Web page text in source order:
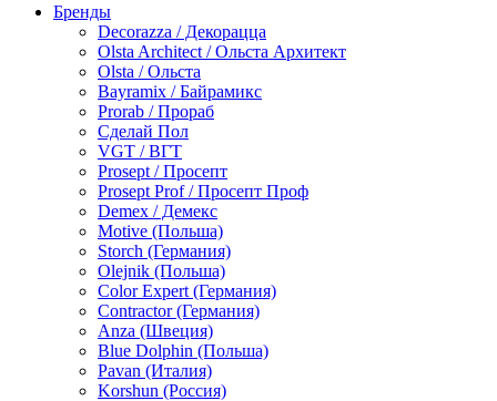
по металлу
антикорозийные
под декоративные штукатурки
для гипсокартона
под штукатурку
Герметик
акриловые
силиконовые универсальные, нейтральные
силиконовые санитарные (антигрибковые)
шовные для срубов
для кровли
для каминов
полиуретановые
Декоративные штукатурки и краски
краски для декора, патина
мокрый шелк
венецианские (эффект мрамора)
песок (эффект песчаных вихрей)
декоративная шпаклевка
Бренды
Decorazza / Декорацца
Olsta Architect / Ольста Архитект
Olsta / Ольста
Bayramix / Байрамикс
Prorab / Прораб
Сделай Пол
VGT / ВГТ
Prosept / Просепт
Prosept Prof / Просепт Проф
Demex / Демекс
Motive (Польша)
Storch (Германия)
Olejnik (Польша)
Color Expert (Германия)
Contractor (Германия)
Anza (Швеция)
Blue Dolphin (Польша)
Pavan (Италия)
Korshun (Россия)